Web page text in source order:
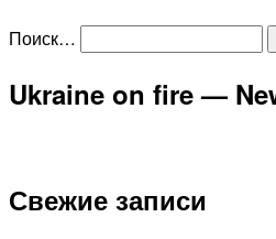
Поиск…
Ukraine on fire —
Свежие записи